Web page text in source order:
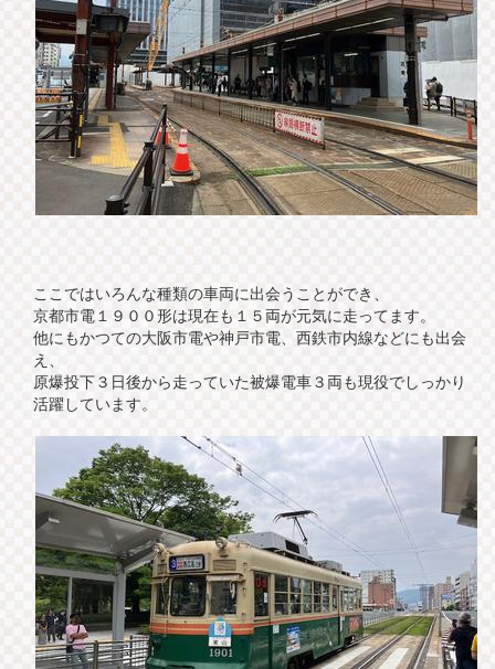
ここではいろんな種類の車両に出会うことができ、
京都市電１９００形は現在も１５両が元気に走ってます。
他にもかつての大阪市電や神戸市電、西鉄市内線などにも出会
え、
原爆投下３日後から走っていた被爆電車３両も現役でしっかり
活躍しています。